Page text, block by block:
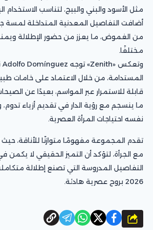
مثل الأسود والبني والبيج، لتناسب الاستخدام
أضافت التفاصيل المعدنية المتداخلة لمسة
من الغموض، ما يعزز من حضور الإطلالة
مختلفًا.
المستدامة، من خلال الاعتماد على خامات
قابلة للاستمرار عبر المواسم، بعيدًا عن
ما ينسجم مع رؤية الدار في تقديم أزياء
نفسه احتياجات المرأة العصرية.
تقدم المجموعة مفهومًا متوازنًا للأناقة،
مع الجرأة، لتؤكد أن التميز الحقيقي لا يكمن
التفاصيل المدروسة التي تصنع إطلالة
2026 بروح عصرية هادئة.
شارك